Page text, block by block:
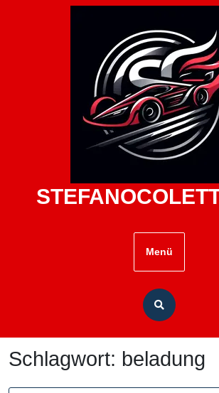
Menü
Schlagwort: beladung